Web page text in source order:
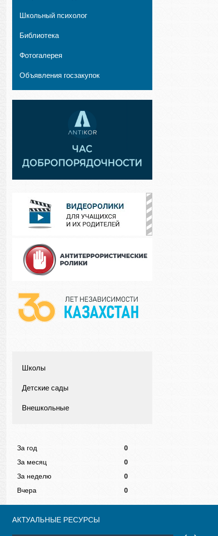
Школьный психолог
Библиотека
Фотогалерея
Объявления госзакупок
Школы
Детские сады
Внешкольные
За год
0
За месяц
0
За неделю
0
Вчера
0
АКТУАЛЬНЫЕ РЕСУРСЫ